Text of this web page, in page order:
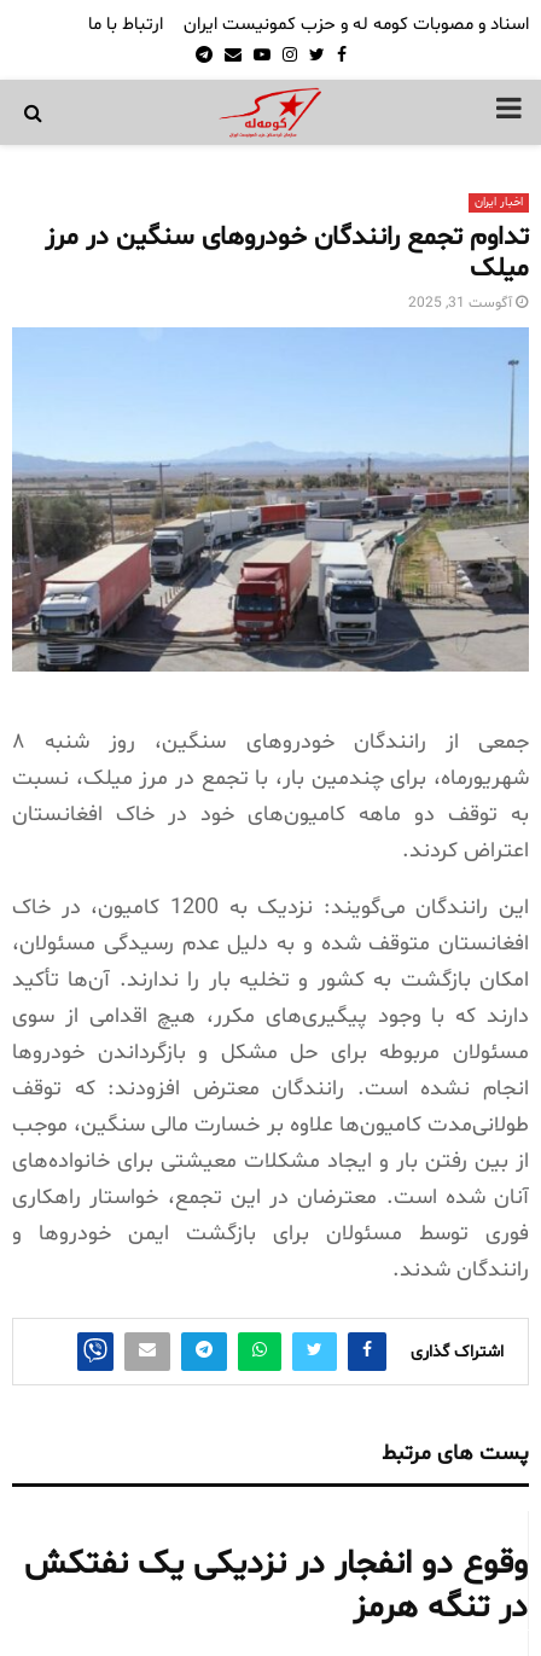
اسناد و مصوبات کومه له و حزب کمونیست ایران ارتباط با ما
Facebook
Twitter
Instagram
Youtube
Email
Telegram
PRIMARY
اخبار ایران
تداوم تجمع رانندگان خودروهای سنگین در مرز
میلک
آگوست 31, 2025
جمعی از رانندگان خودروهای سنگین، روز شنبه ۸
شهریورماه، برای چندمین بار، با تجمع در مرز میلک، نسبت
به توقف دو ماهه کامیون‌های خود در خاک افغانستان
اعتراض کردند.
این رانندگان می‌گویند: نزدیک به 1200 کامیون، در خاک
افغانستان متوقف شده و به دلیل عدم رسیدگی مسئولان،
امکان بازگشت به کشور و تخلیه بار را ندارند. آن‌ها تأکید
دارند که با وجود پیگیری‌های مکرر، هیچ اقدامی از سوی
مسئولان مربوطه برای حل مشکل و بازگرداندن خودروها
انجام نشده است. رانندگان معترض افزودند: که توقف
طولانی‌مدت کامیون‌ها علاوه بر خسارت مالی سنگین، موجب
از بین رفتن بار و ایجاد مشکلات معیشتی برای خانواده‌های
آنان شده است. معترضان در این تجمع، خواستار راهکاری
فوری توسط مسئولان برای بازگشت ایمن خودروها و
رانندگان شدند.
اشتراک گذاری
پست های مرتبط
وقوع دو انفجار در نزدیکی یک نفتکش
در تنگه هرمز